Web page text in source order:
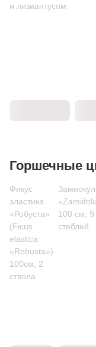
и лизиантусом
Горшечные
Фикус
эластика
«Робуста»
(Ficus
elastica
«Robusta»)
100см, 2
ствола
100 см, 9
стеблей